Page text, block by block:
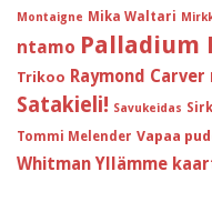
Montaigne Mika Waltari
ntamo Palladium
Trikoo Raymond Carver
Satakieli! Savukeidas
Tommi Melender Vapaa
Whitman Yllämme